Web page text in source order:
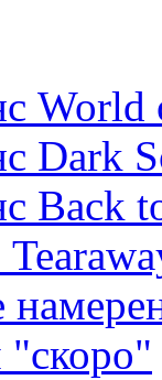
Dark
Back
"скоро"